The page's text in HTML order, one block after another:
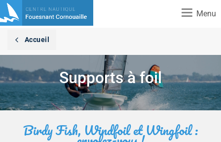
Menu
Toggle
Accueil
Supports à foil
Birdy Fish, Windfoil et Wingfoil :